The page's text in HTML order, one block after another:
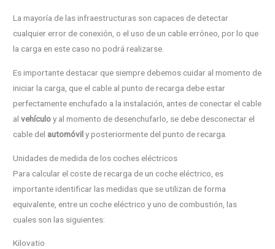
La mayoría de las infraestructuras son capaces de detectar
cualquier error de conexión, o el uso de un cable erróneo, por lo que
la carga en este caso no podrá realizarse.
Es importante destacar que siempre debemos cuidar al momento de
iniciar la carga, que el cable al punto de recarga debe estar
perfectamente enchufado a la instalación, antes de conectar el cable
alvehículoy al momento de desenchufarlo, se debe desconectar el
cable del automóvily posteriormente del punto de recarga.
Unidades de medida de los coches eléctricos
Para calcular el coste de recarga de un coche eléctrico, es
importante identificar las medidas que se utilizan de forma
equivalente, entre un coche eléctrico y uno de combustión, las
cuales son las siguientes:
Kilovatio